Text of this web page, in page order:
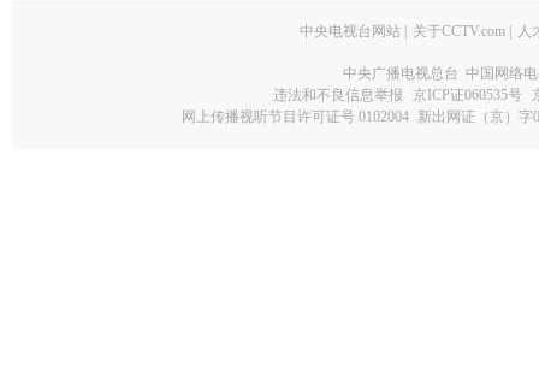
中央电视台网站 | 关于CCTV.com | 人
中央广播电视总台 中国网络
违法和不良信息举报
京ICP证060535号
网上传播视听节目许可证号 0102004 新出网证（京）